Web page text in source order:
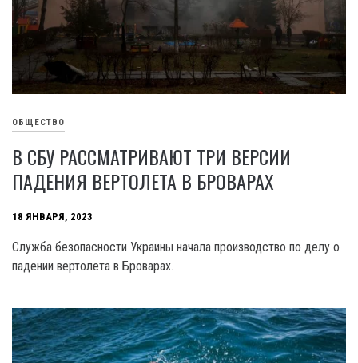
ОБЩЕСТВО
В СБУ РАССМАТРИВАЮТ ТРИ ВЕРСИИ
ПАДЕНИЯ ВЕРТОЛЕТА В БРОВАРАХ
18 ЯНВАРЯ, 2023
Служба безопасности Украины начала производство по делу о
падении вертолета в Броварах.